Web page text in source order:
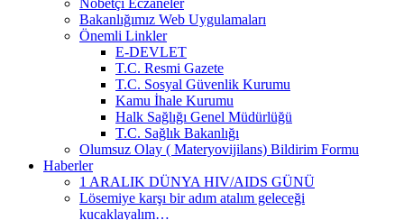
Bakanlığımız Web Uygulamaları
Önemli Linkler
E-DEVLET
T.C. Resmi Gazete
T.C. Sosyal Güvenlik Kurumu
Kamu İhale Kurumu
Halk Sağlığı Genel Müdürlüğü
T.C. Sağlık Bakanlığı
Olumsuz Olay ( Materyovijilans) Bildirim Formu
Haberler
1 ARALIK DÜNYA HIV/AIDS GÜNÜ
Lösemiye karşı bir adım atalım geleceği
kucaklayalım…